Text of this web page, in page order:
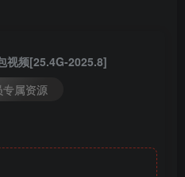
みこ写真+自撮り [161P-555MB]
写真+自撮り [153P-486MB]
(動画入り) [131P2V-464MB]
(動画入り) [115P2V-552MB]
ビ [124P-494MB]
-黑絲JK制服 [109P5V-806MB]
视频[25.4G-2025.8]
专属资源